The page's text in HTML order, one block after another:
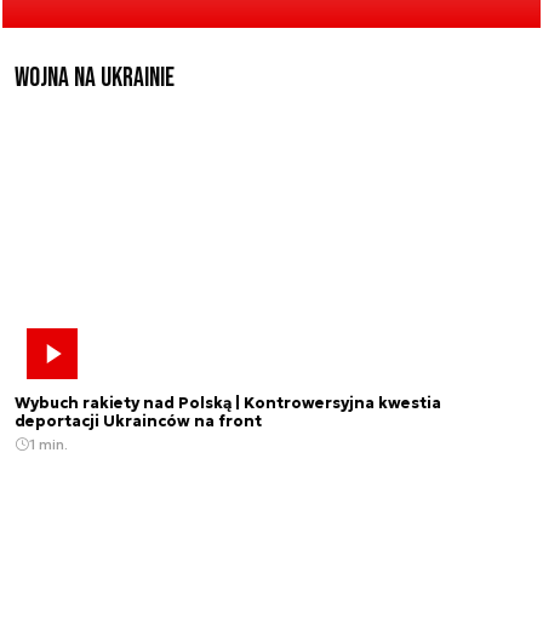
Wojna na Ukrainie
Wybuch rakiety nad Polską | Kontrowersyjna kwestia
deportacji Ukrainców na front
1 min.